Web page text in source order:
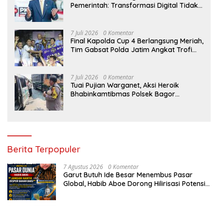
Pemerintah: Transformasi Digital Tidak
7 Juli 2026 0 Komentar
Final Kapolda Cup 4 Berlangsung Meriah,
Tim Gabsat Polda Jatim Angkat Trofi
7 Juli 2026 0 Komentar
Tuai Pujian Warganet, Aksi Heroik
Bhabinkamtibmas Polsek Bagor
Berita Terpopuler
7 Agustus 2026 0 Komentar
Garut Butuh Ide Besar Menembus Pasar
Global, Habib Aboe Dorong Hilirisasi Potensi